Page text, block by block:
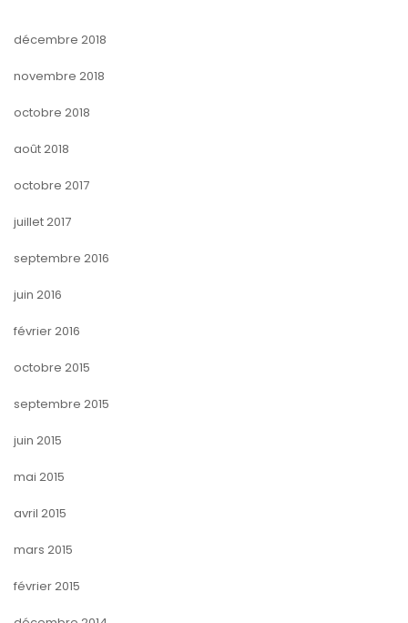
décembre 2018
novembre 2018
octobre 2018
août 2018
octobre 2017
juillet 2017
septembre 2016
juin 2016
février 2016
octobre 2015
septembre 2015
juin 2015
mai 2015
avril 2015
mars 2015
février 2015